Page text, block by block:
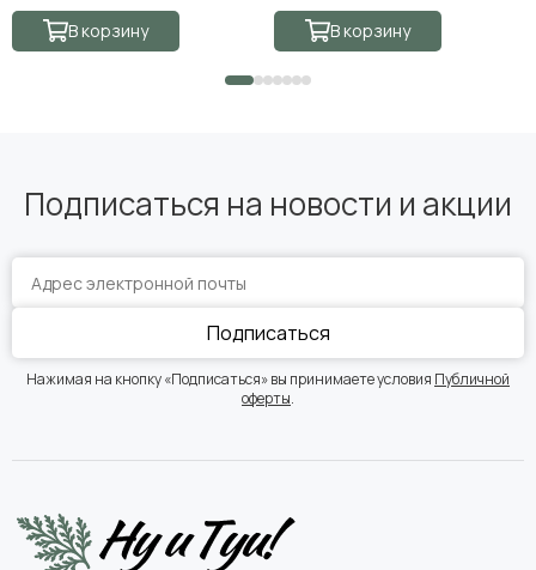
В корзину В корзину
Подписаться на новости и акции
Подписаться
Нажимая на кнопку «Подписаться» вы принимаете условия Публичной
оферты.